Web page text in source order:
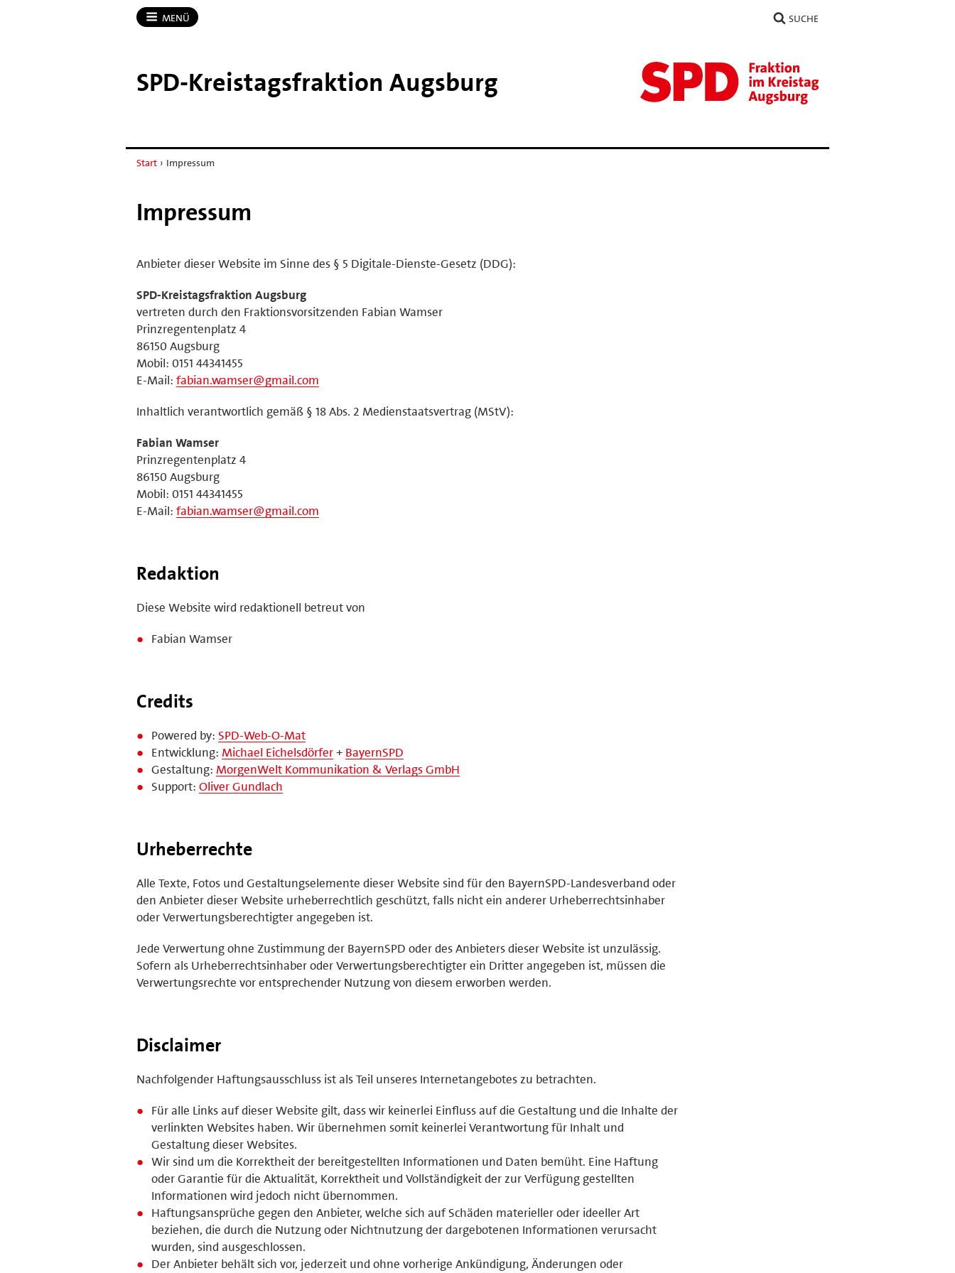
MENÜ SUCHE
SPD-​Kreistagsfraktion Augsburg
Start › Impressum
Impressum
Anbieter dieser Website im Sinne des § 5 Digitale-Dienste-Gesetz (DDG):
SPD-Kreistagsfraktion Augsburg
vertreten durch den Fraktionsvorsitzenden Fabian Wamser
Prinzregentenplatz 4
86150 Augsburg
Mobil: 0151 44341455
E-Mail: fabian.wamser@gmail.com
Inhaltlich verantwortlich gemäß § 18 Abs. 2 Medienstaatsvertrag (MStV):
Fabian Wamser
Prinzregentenplatz 4
86150 Augsburg
Mobil: 0151 44341455
E-Mail: fabian.wamser@gmail.com
Redaktion
Diese Website wird redaktionell betreut von
Fabian Wamser
Credits
Powered by: SPD-Web-O-Mat
Entwicklung:Michael Eichelsdörfer+ BayernSPD
Gestaltung:MorgenWelt Kommunikation & Verlags GmbH
Support:Oliver Gundlach
Urheberrechte
Alle Texte, Fotos und Gestaltungselemente dieser Website sind für den BayernSPD-Landesverband oder
den Anbieter dieser Website urheberrechtlich geschützt, falls nicht ein anderer Urheberrechtsinhaber
oder Verwertungsberechtigter angegeben ist.
Jede Verwertung ohne Zustimmung der BayernSPD oder des Anbieters dieser Website ist unzulässig.
Sofern als Urheberrechtsinhaber oder Verwertungsberechtigter ein Dritter angegeben ist, müssen die
Verwertungsrechte vor entsprechender Nutzung von diesem erworben werden.
Disclaimer
Nachfolgender Haftungsausschluss ist als Teil unseres Internetangebotes zu betrachten.
Für alle Links auf dieser Website gilt, dass wir keinerlei Einfluss auf die Gestaltung und die Inhalte der
verlinkten Websites haben. Wir übernehmen somit keinerlei Verantwortung für Inhalt und
Gestaltung dieser Websites.
Wir sind um die Korrektheit der bereitgestellten Informationen und Daten bemüht. Eine Haftung
oder Garantie für die Aktualität, Korrektheit und Vollständigkeit der zur Verfügung gestellten
Informationen wird jedoch nicht übernommen.
Haftungsansprüche gegen den Anbieter, welche sich auf Schäden materieller oder ideeller Art
beziehen, die durch die Nutzung oder Nichtnutzung der dargebotenen Informationen verursacht
wurden, sind ausgeschlossen.
Der Anbieter behält sich vor, jederzeit und ohne vorherige Ankündigung, Änderungen oder